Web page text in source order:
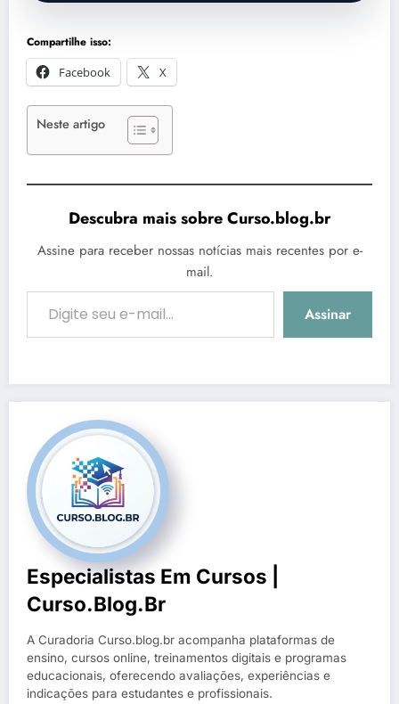
Compartilhe isso:
Facebook
X
Neste artigo
Descubra mais sobre Curso.blog.br
Assine para receber nossas notícias mais recentes por e-
mail.
Digite seu e-mail…
Assinar
Especialistas Em Cursos |
Curso.blog.br
A Curadoria Curso.blog.br acompanha plataformas de
ensino, cursos online, treinamentos digitais e programas
educacionais, oferecendo avaliações, experiências e
indicações para estudantes e profissionais.